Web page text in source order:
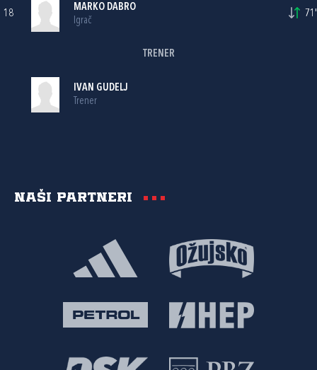
18
MARKO DABRO
Igrač
71'
TRENER
IVAN GUDELJ
Trener
Naši partneri